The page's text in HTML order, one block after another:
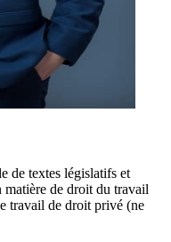
de textes législatifs et
matière de droit du travail
travail de droit privé (ne